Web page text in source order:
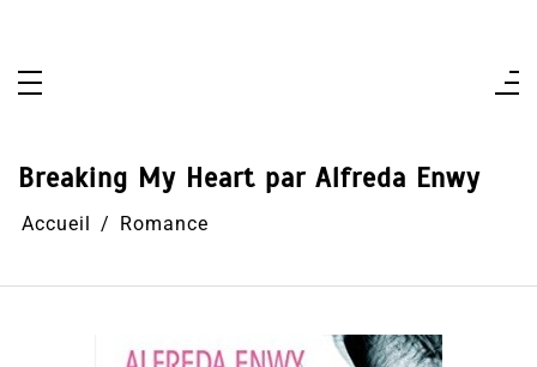
Breaking My Heart par Alfreda Enwy
Accueil Romance